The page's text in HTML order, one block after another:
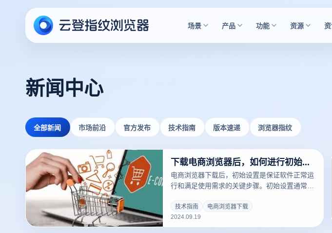
场景 产品 功能 资源
新闻中心
全部新闻 市场前沿 官方发布 技术指南 版本速递 浏览器指纹
下载电商浏览器后，如何进行初始设置？
电商浏览器下载后，初始设置是保证软件正常运
行和满足使用需求的关键步骤。初始设置通常包
具。正确完成这些设置可以优化电子商务浏览器
的性能，并确保它们在运营多个账户或进行市场
调查时发挥最佳作用。本文将详细指导您如何完
技术指南
电商浏览器下载
2024.09.19